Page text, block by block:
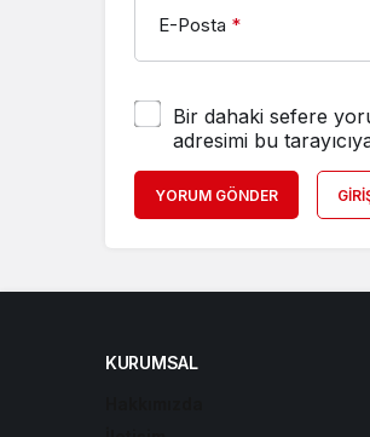
E-Posta *
Bir dahaki sefere
adresimi bu
YORUM GÖNDER
KURUMSAL